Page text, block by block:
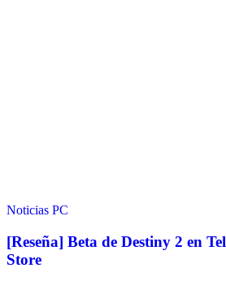
Noticias PC
[Reseña] Beta de Destiny 2 en
Store